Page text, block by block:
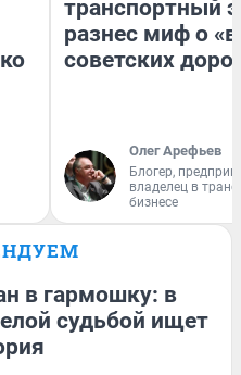
транспортный
разнес миф о
советских
Олег Арефьев
Блогер,
владелец в
бизнесе
в гармошку: в
судьбой ищет